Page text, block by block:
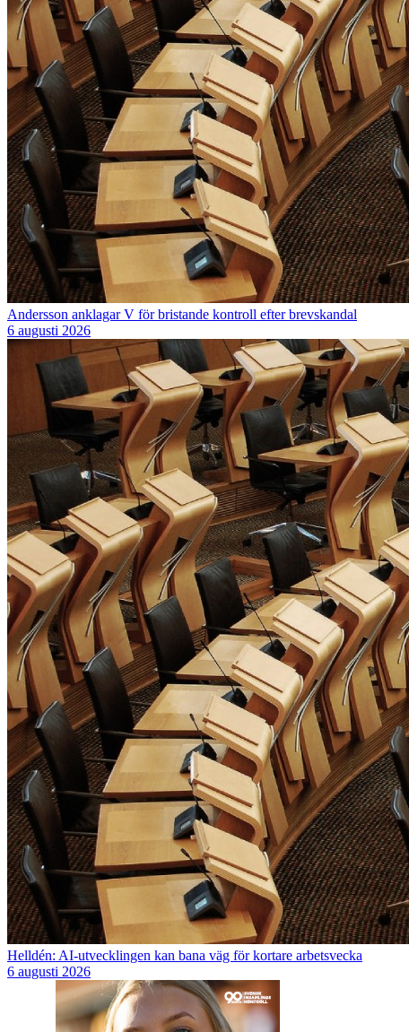
Andersson anklagar V för bristande kontroll efter brevskandal
6 augusti 2026
Helldén: AI-utvecklingen kan bana väg för kortare arbetsvecka
6 augusti 2026